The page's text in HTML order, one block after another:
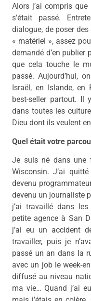
Alors j’ai compris
s’était passé.
dialogue, de poser
« matériel », assez
demandé d’en publier
que cela touche le
passé. Aujourd’hui,
Israël, en Islande,
best-seller partout. Il
dans toutes les
Dieu dont ils veulent
Quel était votre
Je suis né dans une
Wisconsin. J’ai
devenu
devenu un journaliste
j’ai travaillé dans
petite agence à San
j’ai eu un accident
travailler, puis je
passé un an dans la
avec un job le week-
diffusé au niveau
ma vie… Quand j’ai